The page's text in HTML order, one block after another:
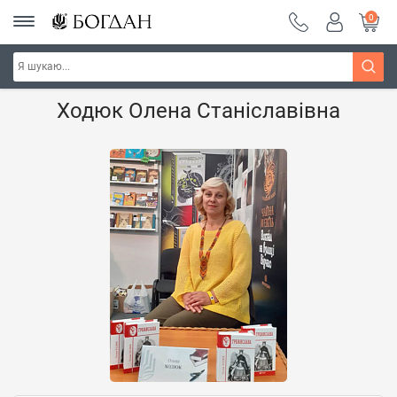
0
Головна Наші автори - Навчальна книга - "Богдан"
Ходюк Олена Станіславівна